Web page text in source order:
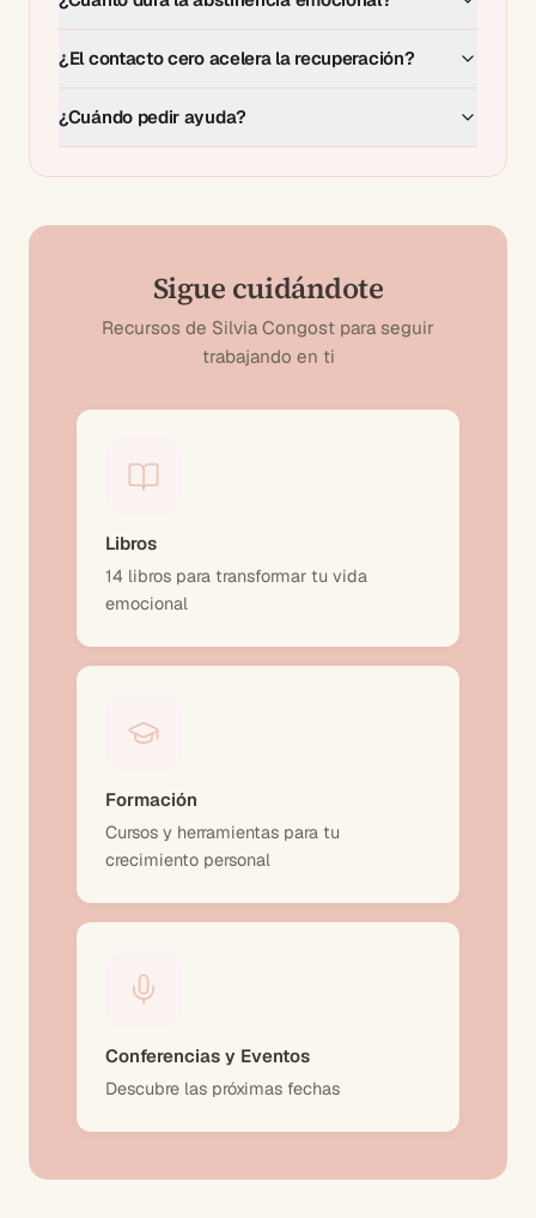
¿El contacto cero acelera la recuperación?
¿Cuándo pedir ayuda?
Sigue cuidándote
Recursos de Silvia Congost para seguir
trabajando en ti
Libros
14 libros para transformar tu vida
emocional
Formación
Cursos y herramientas para tu
crecimiento personal
Conferencias y Eventos
Descubre las próximas fechas